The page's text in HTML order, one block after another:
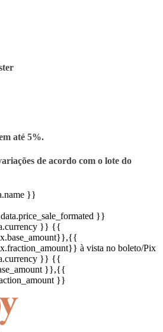
até 5%.
de acordo com o lote do
}}
}}
}} {{
,{{
à vista no boleto/Pix
}} {{
}},{{
}}